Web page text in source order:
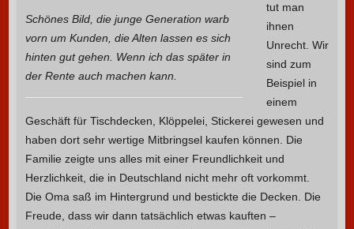
Schönes Bild, die junge Generation warb
vorn um Kunden, die Alten lassen es sich
hinten gut gehen. Wenn ich das später in
der Rente auch machen kann.
tut man
ihnen
Unrecht. Wir
sind zum
Beispiel in
einem
Geschäft für Tischdecken, Klöppelei, Stickerei gewesen und
haben dort sehr wertige Mitbringsel kaufen können. Die
Familie zeigte uns alles mit einer Freundlichkeit und
Herzlichkeit, die in Deutschland nicht mehr oft vorkommt.
Die Oma saß im Hintergrund und bestickte die Decken. Die
Freude, dass wir dann tatsächlich etwas kauften –